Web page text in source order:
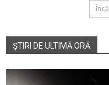
ȘTIRI DE ULTIMĂ ORĂ